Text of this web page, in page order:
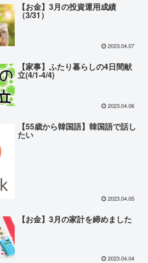
【お金】3月の投資運用成績
（3/31）
2023.04.07
【家事】ふたり暮らしの4日間献
立(4/1-4/4)
2023.04.06
【55歳から韓国語】韓国語で話し
たい
2023.04.05
【お金】3月の家計を締めました
2023.04.04